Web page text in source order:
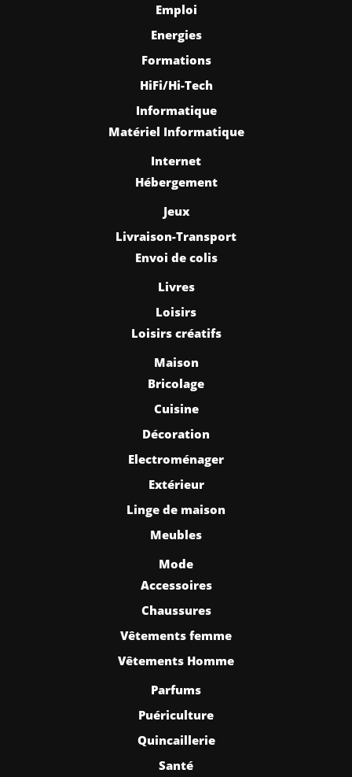
Emploi
Energies
Formations
HiFi/Hi-Tech
Informatique
Matériel Informatique
Internet
Hébergement
Jeux
Livraison-Transport
Envoi de colis
Livres
Loisirs
Loisirs créatifs
Maison
Bricolage
Cuisine
Décoration
Electroménager
Extérieur
Linge de maison
Meubles
Mode
Accessoires
Chaussures
Vêtements femme
Vêtements Homme
Parfums
Puériculture
Quincaillerie
Santé